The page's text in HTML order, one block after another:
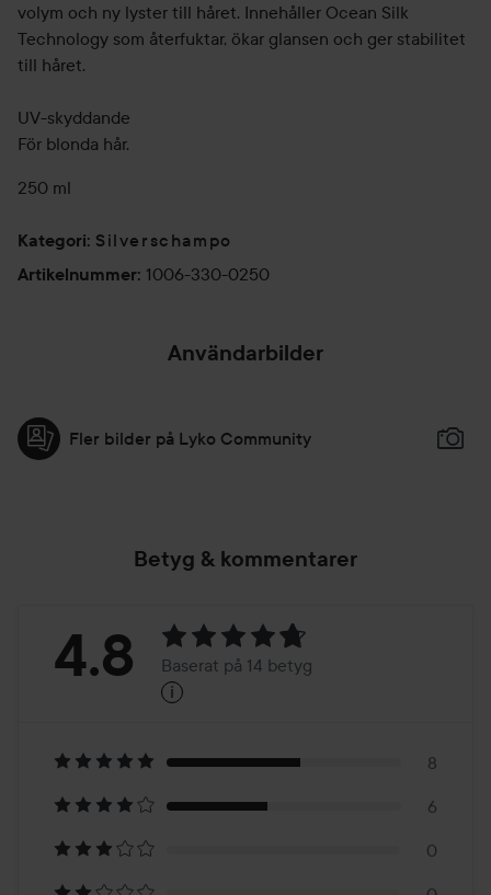
volym och ny lyster till håret. Innehåller Ocean Silk
Technology som återfuktar, ökar glansen och ger stabilitet
till håret.
UV-skyddande
För blonda hår.
250 ml
Kategori: Silverschampo
Artikelnummer: 1006-330-0250
Användarbilder
Fler bilder på Lyko Community
Betyg & kommentarer
Betyg:
Baserat
på
14
4.8 Baserat på 14 betyg
i
8
6
0